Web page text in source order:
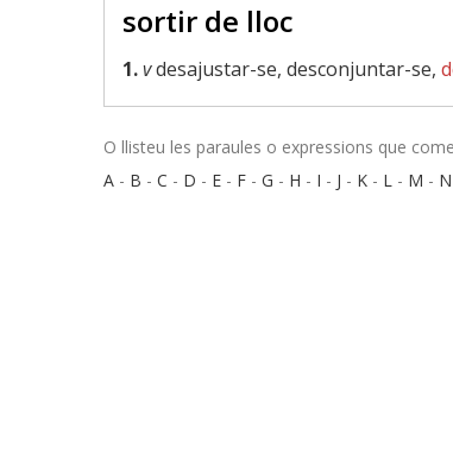
sortir de lloc
1.vdesajustar-se, desconjuntar-se,
O llisteu les paraules o expressions que
A - B - C - D - E - F - G - H - I - J - K - L - M - N